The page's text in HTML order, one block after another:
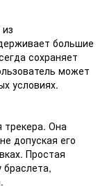
большие
сохраняет
может
условиях.
Она
допуская его
Простая
браслета,